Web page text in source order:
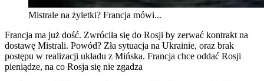
Mistrale na żyletki? Francja mówi...
Francja ma już dość. Zwróciła się do Rosji by zerwać kontrakt na
dostawę Mistrali. Powód? Zła sytuacja na Ukrainie, oraz brak
postępu w realizacji układu z Mińska. Francja chce oddać Rosji
pieniądze, na co Rosja się nie zgadza